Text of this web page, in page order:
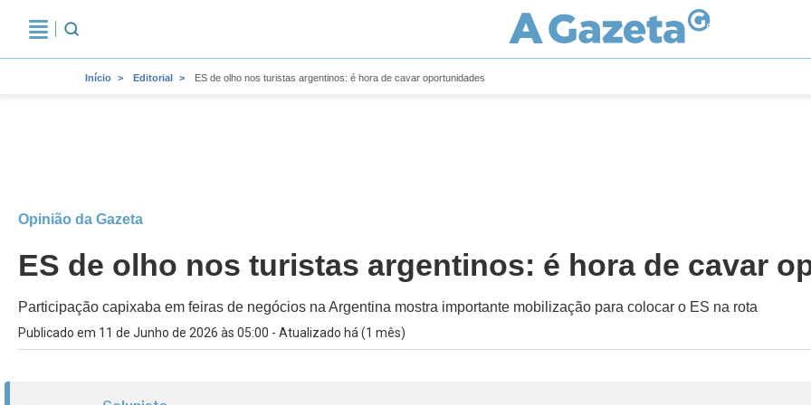
Início Editorial ES de olho nos turistas argentinos: é hora de cavar oportunidades
Opinião da Gazeta
ES de olho nos turistas argentinos: é hora de cavar
Participação capixaba em feiras de negócios na Argentina mostra importante mobilização para colocar o ES na rota
Publicado em 11 de Junho de 2026 às 05:00 - Atualizado há (1 mês)